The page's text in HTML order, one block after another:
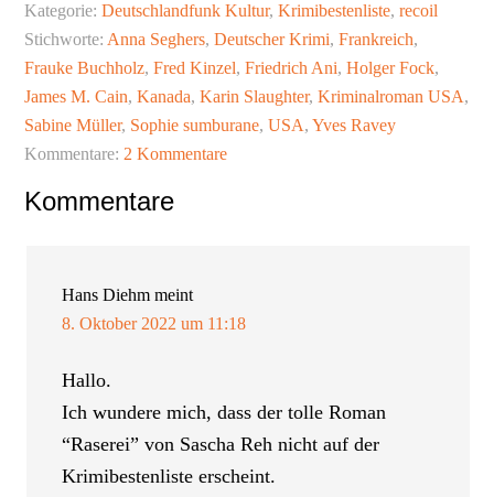
Kategorie:Deutschlandfunk Kultur,Krimibestenliste,recoil
Stichworte: Anna Seghers,Deutscher Krimi,Frankreich,
Frauke Buchholz,Fred Kinzel,Friedrich Ani,Holger Fock,
James M. Cain,Kanada,Karin Slaughter,Kriminalroman USA,
Sabine Müller, Sophie sumburane,USA,Yves Ravey
Kommentare: 2 Kommentare
Leser-
Kommentare
Hans Diehm meint
8. Oktober 2022 um 11:18
Hallo.
Ich wundere mich, dass der tolle Roman
“Raserei” von Sascha Reh nicht auf der
Krimibestenliste erscheint.